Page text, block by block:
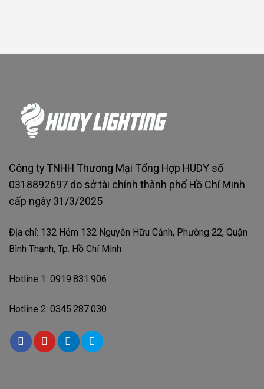
Công ty TNHH Thương Mại Tổng Hợp HUDY số
0318892697 do sở tài chính thành phố Hồ Chí Minh
cấp ngày 31/3/2025
Địa chỉ: 132 Hẻm 132 Nguyễn Hữu Cảnh, Phường 22, Quận
Bình Thạnh, Tp. Hồ Chí Minh
Hotline 1: 0919.831.906
Hotline 2: 0345.287.030